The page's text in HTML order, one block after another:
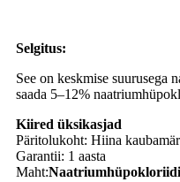
Selgitus:
See on keskmise suurusega
saada 5–12%
Kiired üksikasjad
Päritolukoht: Hiina
Garantii: 1 aasta
Maht: